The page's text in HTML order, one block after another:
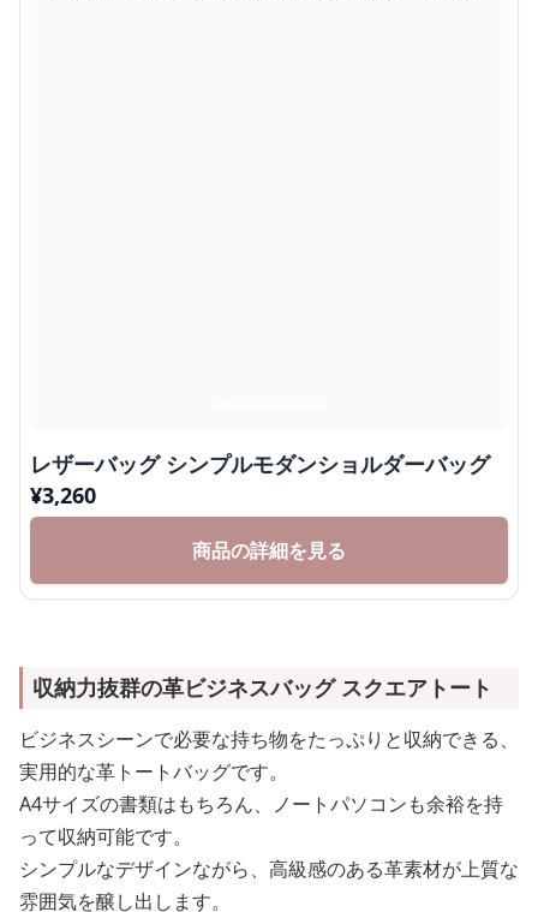
レザーバッグ シンプルモダンショルダーバッグ
¥3,260
商品の詳細を見る
収納力抜群の革ビジネスバッグ スクエアトート
ビジネスシーンで必要な持ち物をたっぷりと収納できる、
実用的な革トートバッグです。
A4サイズの書類はもちろん、ノートパソコンも余裕を持
って収納可能です。
シンプルなデザインながら、高級感のある革素材が上質な
雰囲気を醸し出します。